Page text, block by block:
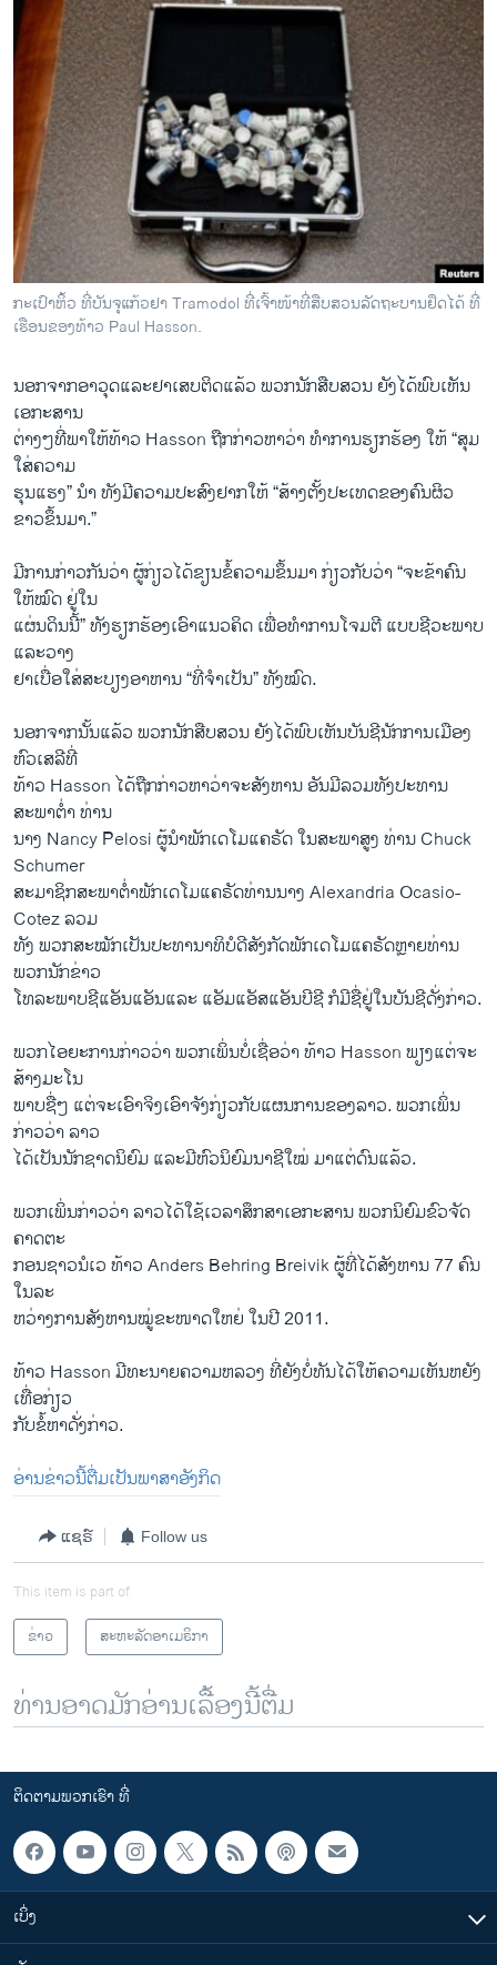
ກະ​ເປົາ​ຫິ້ວ ທີ່​ບັນ​ຈຸ​ແກ້ວ​ຢາ Tramodol ທີ່​ເຈົ້າ​ໜ້າ​ທີ່​ສືບ​ສວນ​ລັດ​ຖະ​ບານ​ຢຶດ​ໄດ້ ທີ່​
ເຮືອນ​ຂອງ​ທ້າວ​ Paul Hasson.
ນອກຈາກອາວຸດແລະຢາເສບຕິດແລ້ວ ພວກນັກສືບສວນ ຍັງໄດ້ພົບເຫັນ
ເອກະສານ
ຕ່າງໆທີ່ພາໃຫ້ທ້າວ Hasson ຖືກກ່າວຫາວ່າ ທຳການຮຽກຮ້ອງ ໃຫ້ “ສຸມ
ໃສ່ຄວາມ
ຮຸນແຮງ” ນຳ ທັງມີຄວາມປະສົງຢາກໃຫ້ “ສ້າງຕັ້ງປະເທດຂອງຄົນຜິວ
ຂາວຂຶ້ນມາ.”
ມີການກ່າວກັນວ່າ ຜູ້ກ່ຽວໄດ້ຂຽນຂໍ້ຄວາມຂຶ້ນມາ ກ່ຽວກັບວ່າ “ຈະຂ້າຄົນ
ໃຫ້ໝົດ ຢູ່ໃນ
ແຜ່ນດິນນີ້” ທັງຮຽກຮ້ອງເອົາແນວຄິດ ເພື່ອທຳການໂຈມຕີ ແບບຊີວະພາບ
ແລະວາງ
ຢາເບື່ອໃສ່ສະບຽງອາຫານ “ທີ່ຈຳເປັນ” ທັງໝົດ.
ນອກຈາກນັ້ນແລ້ວ ພວກນັກສືບສວນ ຍັງໄດ້ພົບເຫັນບັນຊີນັກການເມືອງ
ຫົວເສລີທີ່
ທ້າວ Hasson ໄດ້ຖືກກ່າວຫາວ່າຈະສັງຫານ ອັນມີລວມທັງປະທານ
ສະພາຕໍ່າ ທ່ານ
ນາງ Nancy Pelosi ຜູ້ນຳພັກເດໂມແຄຣັດ ໃນສະພາສູງ ທ່ານ Chuck
Schumer
ສະ​ມາ​ຊິກສະພາຕໍ່າພັກເດໂມແຄຣັດທ່ານນາງ Alexandria Ocasio-
Cotez ລວມ
ທັງ ພວກສະໝັກເປັນປະທານາທິບໍດີສັງກັດພັກເດໂມແຄຣັດຫຼາຍທ່ານ
ພວກນັກຂ່າວ
ໂທລະພາບຊີແອັນແອັນແລະ ແອັມແອັສແອັນບີຊີ ກໍມີຊື່ຢູ່ໃນບັນຊີດັ່ງກ່າວ.
ພວກໄອ​ຍະ​ການກ່າວວ່າ ພວກເພິ່ນບໍ່ເຊື່ອວ່າ ທ້າວ Hasson ພຽງແຕ່ຈະ
ສ້າງມະໂນ
ພາບຊື່ໆ ແຕ່ຈະເອົາຈິງເອົາຈັງກ່ຽວກັບແຜນການຂອງລາວ. ພວກເພິ່ນ
ກ່າວວ່າ ລາວ
ໄດ້ເປັນນັກຊາດນິຍົມ ແລະມີຫົວນິຍົມນາຊີໃໝ່ ມາແຕ່ດົນແລ້ວ.
ພວກເພິ່ນກ່າວວ່າ ລາວໄດ້ໃຊ້ເວລາສຶກສາເອກະສານ ພວກນິຍົມຂົວຈັດ
ຄາດຕະ
ກອນຊາວນໍເວ ທ້າວ Anders Behring Breivik ຜູ້ທີ່ໄດ້ສັງຫານ 77 ຄົນ
ໃນລະ
ຫວ່າງການສັງ​ຫານ​ໝູ່ຂະໜາດໃຫຍ່ ໃນປີ 2011.
ທ້າວ Hasson ມີທະນາຍຄວາມຫລວງ ທີ່ຍັງບໍ່ທັນໄດ້ໃຫ້ຄວາມເຫັນຫຍັງ
ເທື່ອກ່ຽວ
ກັບຂໍ້ຫາດັ່ງກ່າວ.
ອ່ານ​ຂ່າວນີ້​ຕື່ມ​ເປັນ​ພາ​ສາ​ອັງ​ກິດ
ແຊຣ໌ Follow us
This item is part of
ຂ່າວ
ສະຫະລັດອາເມຣິກາ
ທ່ານອາດມັກອ່ານເລື້ອງນີ້ຕື່ມ
ຕິດຕາມພວກເຮົາ ທີ່
ເບິ່ງ